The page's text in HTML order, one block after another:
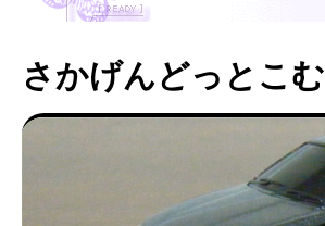
さかげんどっとこむ